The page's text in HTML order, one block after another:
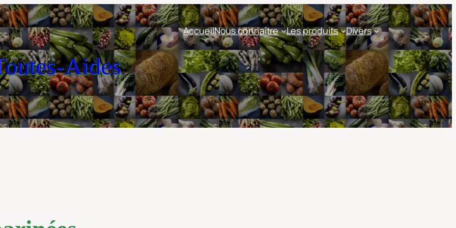
Aides
AccueilNous connaître Les produits Divers